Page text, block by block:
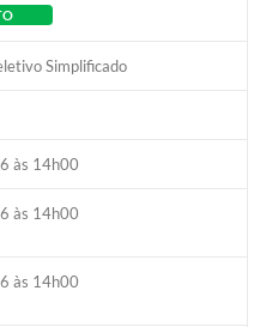
Simplificado
às 14h00
às 14h00
às 14h00